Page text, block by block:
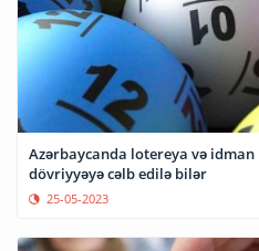
Azərbaycanda lotereya və idman
dövriyyəyə cəlb edilə bilər
25-05-2023